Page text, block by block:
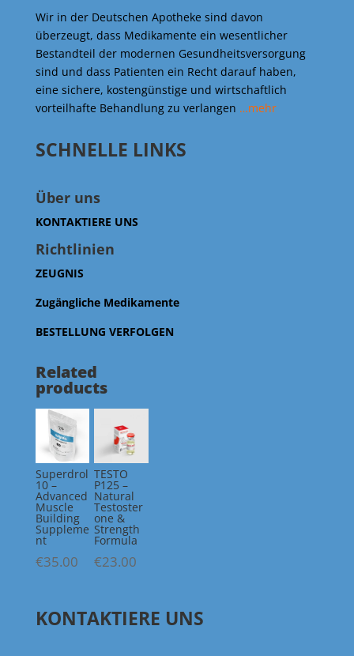
Wir in der Deutschen Apotheke sind davon
überzeugt, dass Medikamente ein wesentlicher
Bestandteil der modernen Gesundheitsversorgung
sind und dass Patienten ein Recht darauf haben,
eine sichere, kostengünstige und wirtschaftlich
vorteilhafte Behandlung zu verlangen …mehr
SCHNELLE LINKS
Über uns
KONTAKTIERE UNS
Richtlinien
ZEUGNIS
Zugängliche Medikamente
BESTELLUNG VERFOLGEN
Related
products
Superdrol
10 –
Advanced
Muscle
Building
Suppleme
nt
€35.00
TESTO
P125 –
Natural
Testoster
one &
Strength
Formula
€23.00
KONTAKTIERE UNS